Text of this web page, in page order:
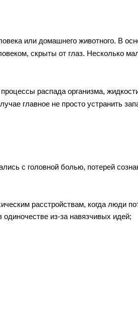
или домашнего животного. В
скрыты от глаз. Несколько
распада организма,
главное не просто устранить
с головной болью, потерей
расстройствам, когда люди
одиночестве из-за навязчивых идей;